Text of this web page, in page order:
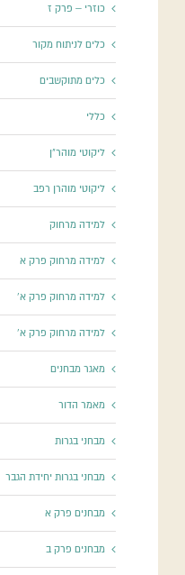
כוזרי – פרק ז
כלים לניתוח מקור
כלים מתוקשבים
כללי
ליקוטי מוהר"ן
ליקוטי מוהרן רפב
למידה מרחוק
למידה מרחוק פרק א
למידה מרחוק פרק א'
למידה מרחוק פרק א'
מאגר מבחנים
מאמר הדור
מבחני בגרות
מבחני בגרות יחידת הגבר
מבחנים פרק א
מבחנים פרק ב